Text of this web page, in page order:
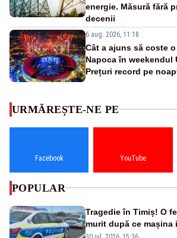
energie. Măsură fără
decenii
6 aug. 2026, 11:18
Cât a ajuns să coste
Napoca în weekendul
Prețuri record pe
URMĂREȘTE-NE PE
Facebook YouTube
POPULAR
Tragedie în Timiș! O
murit după ce
de tren